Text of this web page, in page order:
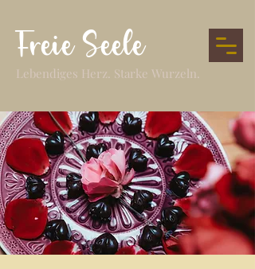
Freie Seele
Lebendiges Herz. Starke Wurzeln.